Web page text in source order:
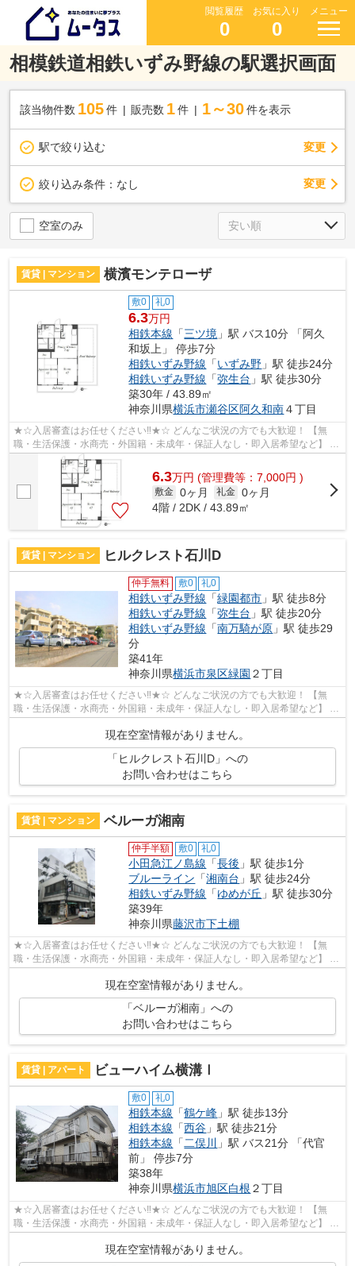
閲覧履歴
0
お気に入り
0
メニュー
相模鉄道相鉄いずみ野線の駅選択画面
該当物件数 105件 販売数 1 件 1～30 件を表示
駅で絞り込む 変更
絞り込み条件： なし 変更
空室のみ
賃貸 | マンション 横濱モンテローザ
敷0 礼0
6.3万円
相鉄本線 「三ツ境 」駅 バス10分 「阿久
和坂上」 停歩7分
相鉄いずみ野線 「いずみ野 」駅 徒歩24分
相鉄いずみ野線 「弥生台 」駅 徒歩30分
築30年 / 43.89㎡
神奈川県横浜市瀬谷区阿久和南４丁目
★☆入居審査はお任せください‼★☆ どんなご状況の方でも大歓迎！ 【無
職・生活保護・水商売・外国籍・未成年・保証人なし・即入居希望など】 ネ
ット非公開の物件からもお探し致します‼ ...
6.3万円 (管理費等：7,000円 )
敷金 0ヶ月 礼金 0ヶ月
4階 / 2DK / 43.89㎡
賃貸 | マンション ヒルクレスト石川D
仲手無料 敷0 礼0
相鉄いずみ野線 「緑園都市 」駅 徒歩8分
相鉄いずみ野線 「弥生台 」駅 徒歩20分
相鉄いずみ野線 「南万騎が原 」駅 徒歩29
分
築41年
神奈川県横浜市泉区緑園 ２丁目
★☆入居審査はお任せください‼★☆ どんなご状況の方でも大歓迎！ 【無
職・生活保護・水商売・外国籍・未成年・保証人なし・即入居希望など】 ネ
現在空室情報がありません。
「ヒルクレスト石川D」への
お問い合わせはこちら
賃貸 | マンション ベルーガ湘南
仲手半額 敷0 礼0
小田急江ノ島線 「長後 」駅 徒歩1分
ブルーライン 「湘南台 」駅 徒歩24分
相鉄いずみ野線 「ゆめが丘 」駅 徒歩30分
築39年
神奈川県藤沢市下土棚
★☆入居審査はお任せください‼★☆ どんなご状況の方でも大歓迎！ 【無
職・生活保護・水商売・外国籍・未成年・保証人なし・即入居希望など】 ネ
ット非公開の物件からもお探し致します‼ ...
現在空室情報がありません。
「ベルーガ湘南」への
お問い合わせはこちら
賃貸 | アパート ビューハイム横溝Ⅰ
敷0 礼0
相鉄本線 「鶴ケ峰 」駅 徒歩13分
相鉄本線 「西谷 」駅 徒歩21分
相鉄本線 「二俣川
」駅 バス21分 「代官
前」 停歩7分
築38年
神奈川県横浜市旭区白根 ２丁目
★☆入居審査はお任せください‼★☆ どんなご状況の方でも大歓迎！ 【無
職・生活保護・水商売・外国籍・未成年・保証人なし・即入居希望など】 ネ
現在空室情報がありません。